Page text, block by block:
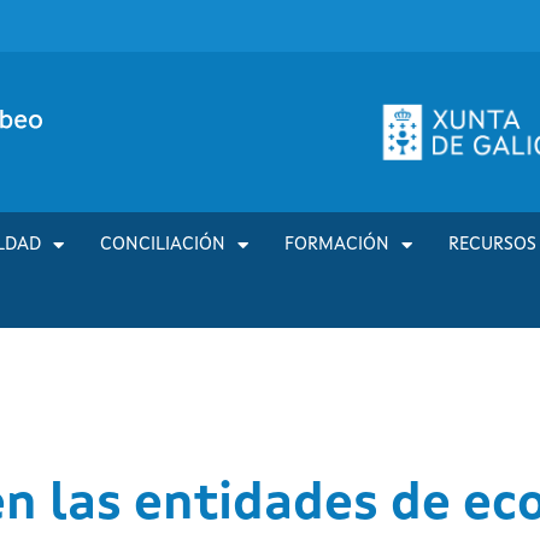
CONCILIACIÓN FORMACIÓN RECURSOS
las entidades de